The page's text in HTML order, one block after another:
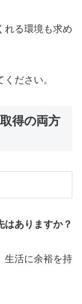
れる環境も求め
ださい。
得の両方
はありますか？
生活に余裕を持